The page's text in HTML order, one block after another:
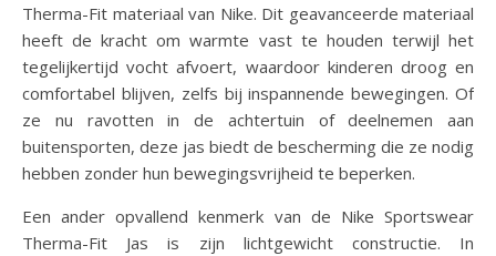
Therma-Fit materiaal van Nike. Dit geavanceerde materiaal
heeft de kracht om warmte vast te houden terwijl het
tegelijkertijd vocht afvoert, waardoor kinderen droog en
comfortabel blijven, zelfs bij inspannende bewegingen. Of
ze nu ravotten in de achtertuin of deelnemen aan
buitensporten, deze jas biedt de bescherming die ze nodig
hebben zonder hun bewegingsvrijheid te beperken.
Een ander opvallend kenmerk van de Nike Sportswear
Therma-Fit Jas is zijn lichtgewicht constructie. In